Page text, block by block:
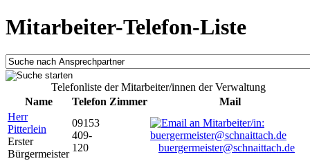
Mitarbeiter-Telefon-Liste
Telefonliste der Mitarbeiter/innen der Verwaltung
Name
Telefon Zimmer
Mail
Herr
Pitterlein
Erster
Bürgermeister
09153
409-
120
buergermeister@schnaittach.de